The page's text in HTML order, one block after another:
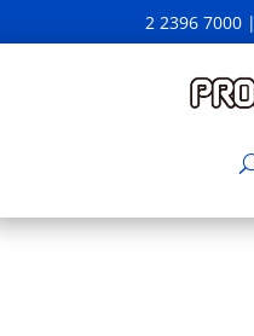
2 2396 7000 |